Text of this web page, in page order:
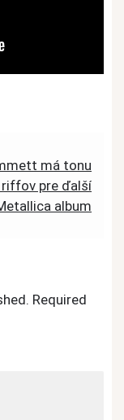
má tonu
riffov pre ďalší
album
Required